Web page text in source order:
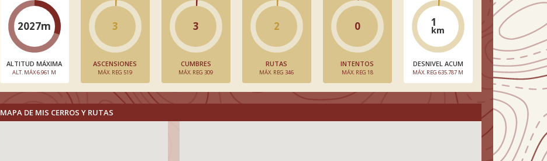
2027m
ALTITUD MÁXIMA
ALT. MÁX 6.961 M
3
ASCENSIONES
MÁX. REG 519
3
CUMBRES
MÁX. REG 309
2
RUTAS
MÁX. REG 346
0
INTENTOS
MÁX. REG 18
1
km
DESNIVEL ACUM
MÁX. REG 635.787 M
MAPA DE MIS CERROS Y RUTAS